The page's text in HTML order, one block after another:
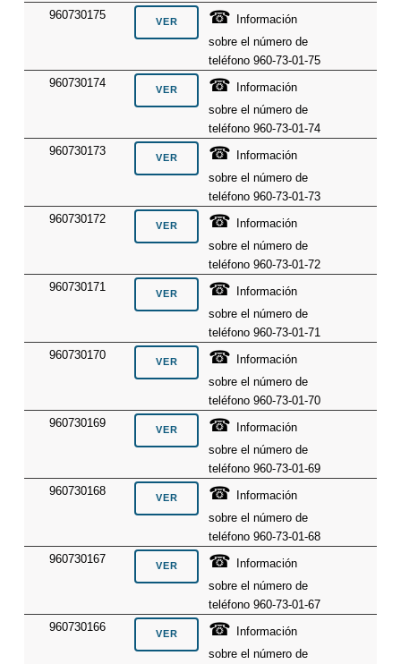
960730175
☎
Información
sobre el número de
teléfono 960-73-01-75
960730174
☎
Información
sobre el número de
teléfono 960-73-01-74
960730173
☎
Información
sobre el número de
teléfono 960-73-01-73
960730172
☎
Información
sobre el número de
teléfono 960-73-01-72
960730171
☎
Información
sobre el número de
teléfono 960-73-01-71
960730170
☎
Información
sobre el número de
teléfono 960-73-01-70
960730169
☎
Información
sobre el número de
teléfono 960-73-01-69
960730168
☎
Información
sobre el número de
teléfono 960-73-01-68
960730167
☎
Información
sobre el número de
teléfono 960-73-01-67
960730166
☎
Información
sobre el número de